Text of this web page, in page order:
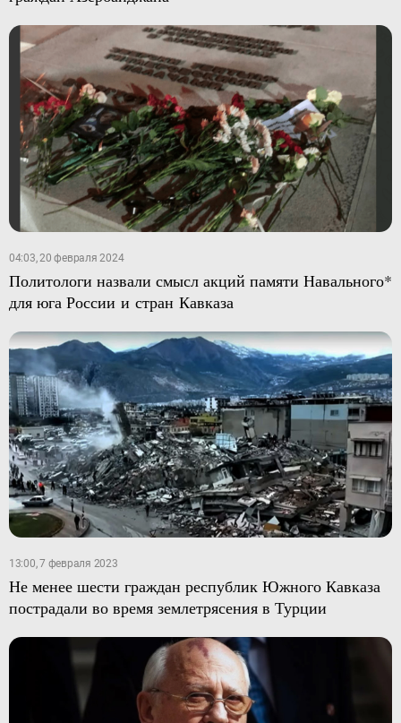
04:03, 20 февраля 2024
Политологи назвали смысл акций памяти Навального*
для юга России и стран Кавказа
13:00, 7 февраля 2023
Не менее шести граждан республик Южного Кавказа
пострадали во время землетрясения в Турции